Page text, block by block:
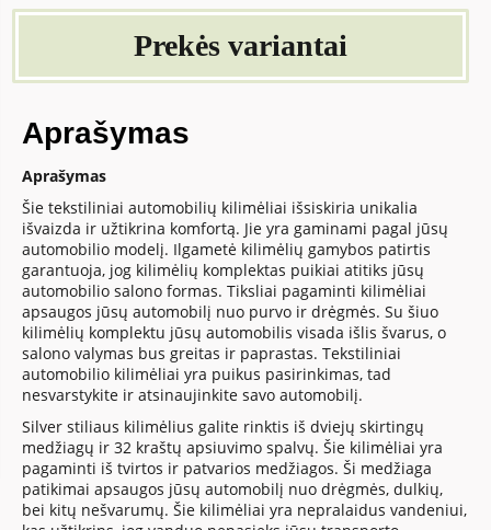
Prekės variantai
Aprašymas
Aprašymas
Šie tekstiliniai automobilių kilimėliai išsiskiria unikalia
išvaizda ir užtikrina komfortą. Jie yra gaminami pagal jūsų
automobilio modelį. Ilgametė kilimėlių gamybos patirtis
garantuoja, jog kilimėlių komplektas puikiai atitiks jūsų
automobilio salono formas. Tiksliai pagaminti kilimėliai
apsaugos jūsų automobilį nuo purvo ir drėgmės. Su šiuo
kilimėlių komplektu jūsų automobilis visada išlis švarus, o
salono valymas bus greitas ir paprastas. Tekstiliniai
automobilio kilimėliai yra puikus pasirinkimas, tad
nesvarstykite ir atsinaujinkite savo automobilį.
Silver stiliaus kilimėlius galite rinktis iš dviejų skirtingų
medžiagų ir 32 kraštų apsiuvimo spalvų. Šie kilimėliai yra
pagaminti iš tvirtos ir patvarios medžiagos. Ši medžiaga
patikimai apsaugos jūsų automobilį nuo drėgmės, dulkių,
bei kitų nešvarumų. Šie kilimėliai yra nepralaidus vandeniui,